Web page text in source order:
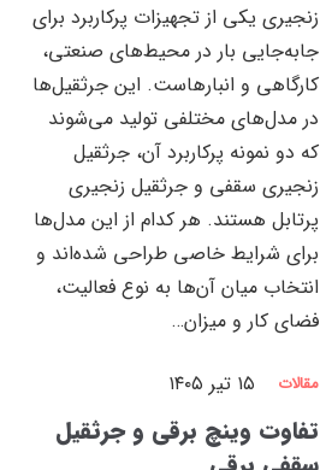
زنجیری یکی از تجهیزات پرکاربرد برای
جابه‌جایی بار در محیط‌های صنعتی،
کارگاهی و انبارهاست. این جرثقیل‌ها
در مدل‌های مختلفی تولید می‌شوند
که دو نمونه پرکاربرد آن، جرثقیل
زنجیری سقفی و جرثقیل زنجیری
پرتابل هستند. هر کدام از این مدل‌ها
برای شرایط خاصی طراحی شده‌اند و
انتخاب میان آن‌ها به نوع فعالیت،
فضای کار و میزان…
مقالات ۱۵ تیر ۱۴۰۵
تفاوت وینچ برقی و جرثقیل